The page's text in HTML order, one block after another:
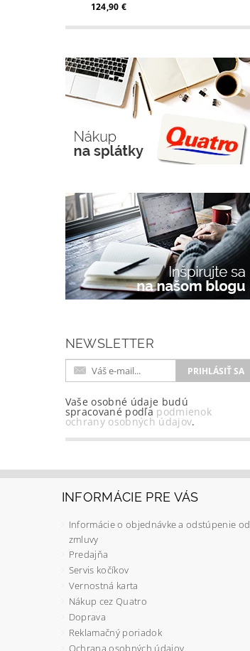
124,90 €
NEWSLETTER
Vaše osobné údaje budú
spracované podľa podmienok
ochrany osobných údajov.
INFORMÁCIE PRE VÁS
Informácie o objednávke a odstúpenie od
zmluvy
Predajňa
Servis kočíkov
Vernostná karta
Nákup cez Quatro
Doprava
Reklamačný poriadok
Ochrana osobných údajov